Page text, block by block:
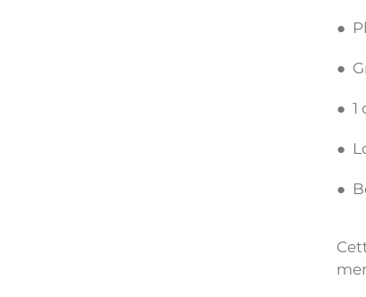
●
●
● 1
●
●